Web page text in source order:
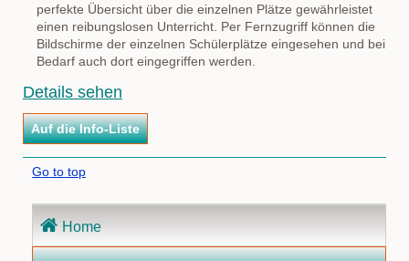
perfekte Übersicht über die einzelnen Plätze gewährleistet
einen reibungslosen Unterricht. Per Fernzugriff können die
Bildschirme der einzelnen Schülerplätze eingesehen und bei
Bedarf auch dort eingegriffen werden.
Details sehen
Go to top
überspringen
Home